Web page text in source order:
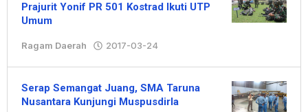
Prajurit Yonif PR 501 Kostrad Ikuti UTP
Umum
Ragam Daerah 2017-03-24
Serap Semangat Juang, SMA Taruna
Nusantara Kunjungi Muspusdirla